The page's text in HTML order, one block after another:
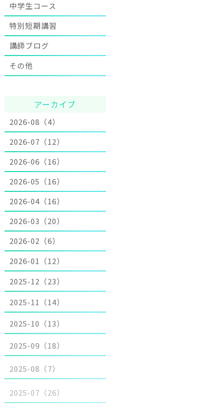
中学生コース
特別短期講習
講師ブログ
その他
アーカイブ
2026-08（4）
2026-07（12）
2026-06（16）
2026-05（16）
2026-04（16）
2026-03（20）
2026-02（6）
2026-01（12）
2025-12（23）
2025-11（14）
2025-10（13）
2025-09（18）
2025-07（26）
2025-06（7）